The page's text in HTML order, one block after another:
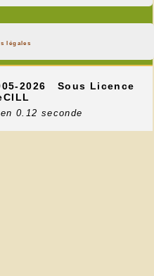
légales
2026
Sous Licence
0.12 seconde